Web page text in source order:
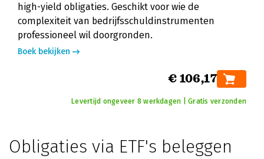
high-yield obligaties. Geschikt voor wie de
complexiteit van bedrijfsschuldinstrumenten
professioneel wil doorgronden.
Boek bekijken
€ 106,17
Levertijd ongeveer 8 werkdagen | Gratis verzonden
Obligaties via ETF's beleggen